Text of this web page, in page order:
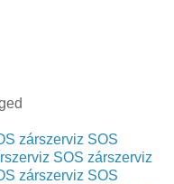
zárszerviz SOS
SOS zárszerviz
zárszerviz SOS